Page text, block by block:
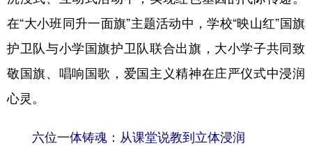
Deutsch Português
在“大小班同升一面旗”主题活动中，学校“映山红”国旗
护卫队与小学国旗护卫队联合出旗，大小学子共同致
敬国旗、唱响国歌，爱国主义精神在庄严仪式中浸润
心灵。
六位一体铸魂：从课堂说教到立体浸润